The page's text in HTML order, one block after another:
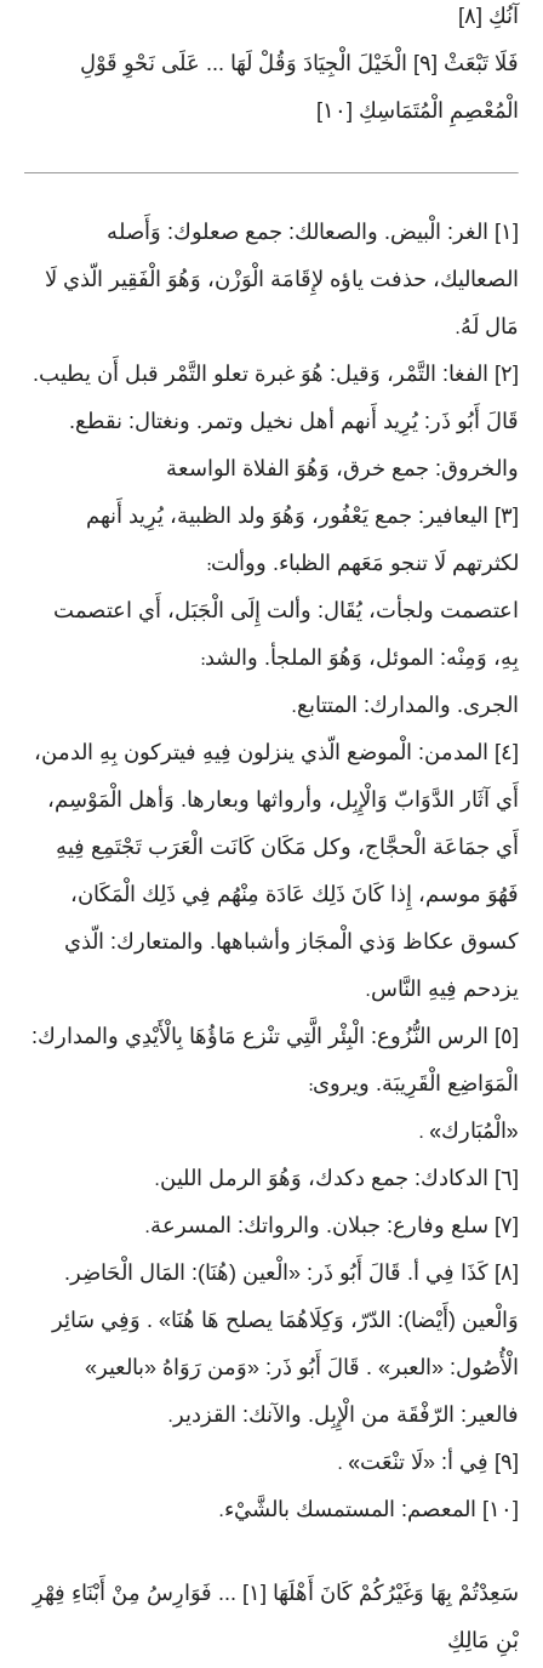
آنُكِ [٨]
فَلَا تَبْعَثْ [٩] الْخَيْلَ الْجِيَادَ وَقُلْ لَهَا ... عَلَى نَحْوِ قَوْلِ
الْمُعْصِمِ الْمُتَمَاسِكِ [١٠]
[١] الغر: الْبيض. والصعالك: جمع صعلوك: وَأَصله
الصعاليك، حذفت ياؤه لإِقَامَة الْوَزْن، وَهُوَ الْفَقِير الّذي لَا
مَال لَهُ.
[٢] الفغا: التَّمْر، وَقيل: هُوَ غبرة تعلو التَّمْر قبل أَن يطيب.
قَالَ أَبُو ذَر: يُرِيد أَنهم أهل نخيل وتمر. ونغتال: نقطع.
والخروق: جمع خرق، وَهُوَ الفلاة الواسعة
[٣] اليعافير: جمع يَعْفُور، وَهُوَ ولد الظبية، يُرِيد أَنهم
لكثرتهم لَا تنجو مَعَهم الظباء. ووألت:
اعتصمت ولجأت، يُقَال: وألت إِلَى الْجَبَل، أَي اعتصمت
بِهِ، وَمِنْه: الموئل، وَهُوَ الملجأ. والشد:
الجرى. والمدارك: المتتابع.
[٤] المدمن: الْموضع الّذي ينزلون فِيهِ فيتركون بِهِ الدمن،
أَي آثَار الدَّوَابّ وَالْإِبِل، وأرواثها وبعارها. وَأهل الْمَوْسِم،
أَي جمَاعَة الْحجَّاج، وكل مَكَان كَانَت الْعَرَب تَجْتَمِع فِيهِ
فَهُوَ موسم، إِذا كَانَ ذَلِك عَادَة مِنْهُم فِي ذَلِك الْمَكَان،
كسوق عكاظ وَذي الْمجَاز وأشباهها. والمتعارك: الّذي
يزدحم فِيهِ النَّاس.
[٥] الرس النُّزُوع: الْبِئْر الَّتِي تنْزع مَاؤُهَا بِالْأَيْدِي والمدارك:
الْمَوَاضِع الْقَرِيبَة. ويروى:
« الْمُبَارك» .
[٦] الدكادك: جمع دكدك، وَهُوَ الرمل اللين .
[٧] سلع وفارع: جبلان. والرواتك: المسرعة .
[٨] كَذَا فِي أ. قَالَ أَبُو ذَر: «الْعين (هُنَا): المَال الْحَاضِر.
وَالْعين (أَيْضا): الدّرّ، وَكِلَاهُمَا يصلح هَا هُنَا» . وَفِي سَائِر
الْأُصُول: «العبر» . قَالَ أَبُو ذَر: «وَمن رَوَاهُ «بالعير»
فالعير: الرّفْقَة من الْإِبِل. والآنك: القزدير .
[٩] فِي أ: «لَا تنْعَت » .
[١٠] المعصم: المستمسك بالشَّيْء .
سَعِدْتُمْ بِهَا وَغَيْرُكُمْ كَانَ أَهْلَهَا [١] ... فَوَارِسُ مِنْ أَبْنَاءِ فِهْرِ
بْنِ مَالِكِ